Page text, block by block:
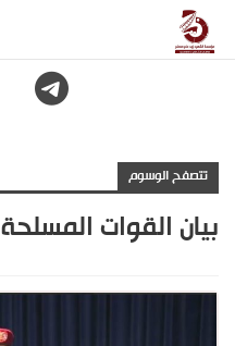
تتصفح الوسوم
بيان القوات المسلحة